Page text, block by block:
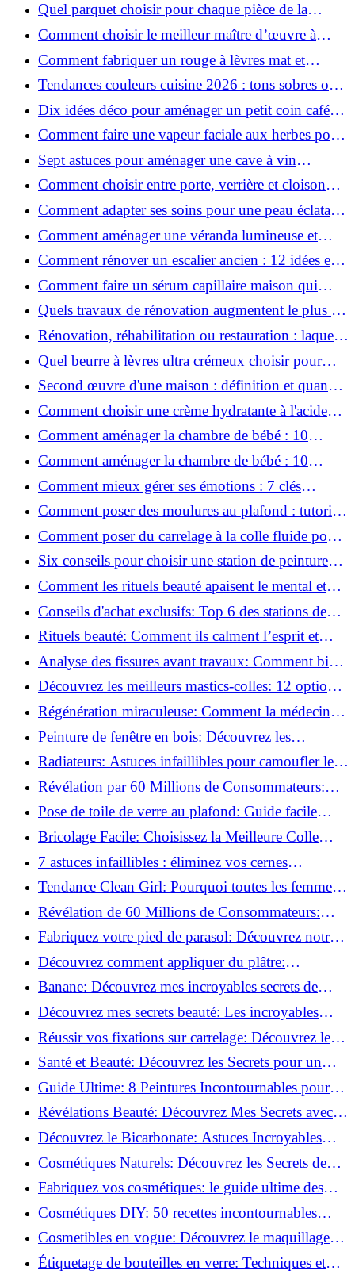
Quel parquet choisir pour chaque pièce de la
maison ?
Comment choisir le meilleur maître d’œuvre à
Grenoble en 2026 ?
Comment fabriquer un rouge à lèvres mat et
hydratant fait maison ?
Tendances couleurs cuisine 2026 : tons sobres ou
colorés, que choisir ?
Dix idées déco pour aménager un petit coin café
chez soi
Comment faire une vapeur faciale aux herbes pour
une peau plus saine et rajeunie ?
Sept astuces pour aménager une cave à vin
naturelle chez soi
Comment choisir entre porte, verrière et cloison
coulissante pour séparer vos pièces ?
Comment adapter ses soins pour une peau éclatante
en hiver ?
Comment aménager une véranda lumineuse et
conviviale : 12 idées déco
Comment rénover un escalier ancien : 12 idées et
astuces faciles pas à pas
Comment faire un sérum capillaire maison qui
stimule réellement la pousse des cheveux ?
Quels travaux de rénovation augmentent le plus la
valeur d'une maison pour la revente ?
Rénovation, réhabilitation ou restauration : laquelle
convient le mieux à mon logement ?
Quel beurre à lèvres ultra crémeux choisir pour
lèvres sèches et gercées?
Second œuvre d'une maison : définition et quand
le réaliser
Comment choisir une crème hydratante à l'acide
hyaluronique et niacinamide ?
Comment aménager la chambre de bébé : 10
conseils sécurité, déco et rangement
Comment aménager la chambre de bébé : 10
conseils sécurité, déco et rangement
Comment mieux gérer ses émotions : 7 clés
pratiques
Comment poser des moulures au plafond : tutoriel
vidéo pas à pas ?
Comment poser du carrelage à la colle fluide pour
un rendu professionnel ?
Six conseils pour choisir une station de peinture
basse pression
Comment les rituels beauté apaisent le mental et
créent des moments pour soi ?
Conseils d'achat exclusifs: Top 6 des stations de
peinture basse pression incontournables!
Rituels beauté: Comment ils calment l’esprit et
chouchoutent votre âme!
Analyse des fissures avant travaux: Comment bien
préparer vos surfaces!
Découvrez les meilleurs mastics-colles: 12 options
dès 6,70 €!
Régénération miraculeuse: Comment la médecine
régénérative peut restaurer votre confiance!
Peinture de fenêtre en bois: Découvrez les
techniques infaillibles pour un résultat parfait!
Radiateurs: Astuces infaillibles pour camoufler les
tuyaux apparents!
Révélation par 60 Millions de Consommateurs:
Découvrez le sérum anti-rides numéro un!
Pose de toile de verre au plafond: Guide facile
pour débutants!
Bricolage Facile: Choisissez la Meilleure Colle
pour Chaque Matériau!
7 astuces infaillibles : éliminez vos cernes
rapidement !
Tendance Clean Girl: Pourquoi toutes les femmes
l'adoptent?
Révélation de 60 Millions de Consommateurs:
Découvrez le meilleur fond de teint pour votre
peau!
Fabriquez votre pied de parasol: Découvrez notre
tutoriel facile !
Découvrez comment appliquer du plâtre:
Techniques pour un mur intérieur parfait!
Banane: Découvrez mes incroyables secrets de
beauté!
Découvrez mes secrets beauté: Les incroyables
vertus du curcuma!
Réussir vos fixations sur carrelage: Découvrez les
astuces infaillibles !
Santé et Beauté: Découvrez les Secrets pour un
Bien-être Optimal!
Guide Ultime: 8 Peintures Incontournables pour
Bois Extérieurs!
Révélations Beauté: Découvrez Mes Secrets avec le
Thé Vert Matcha!
Découvrez le Bicarbonate: Astuces Incroyables
pour Votre Quotidien!
Cosmétiques Naturels: Découvrez les Secrets de
Beauté Éco-responsables!
Fabriquez vos cosmétiques: le guide ultime des
produits de beauté maison!
Cosmétiques DIY: 50 recettes incontournables
pour sublimer votre beauté naturelle!
Cosmetibles en vogue: Découvrez le maquillage
100% comestible!
Étiquetage de bouteilles en verre: Techniques et